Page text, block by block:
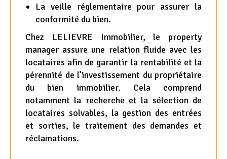
La veille réglementaire pour assurer la
conformité du bien.
Chez LELIEVRE Immobilier, le property
manager assure une relation fluide avec les
locataires afin de garantir la rentabilité et la
pérennité de l’investissement du propriétaire
du bien immobilier. Cela comprend
notamment la recherche et la sélection de
locataires solvables, la gestion des entrées
et sorties, le traitement des demandes et
réclamations.